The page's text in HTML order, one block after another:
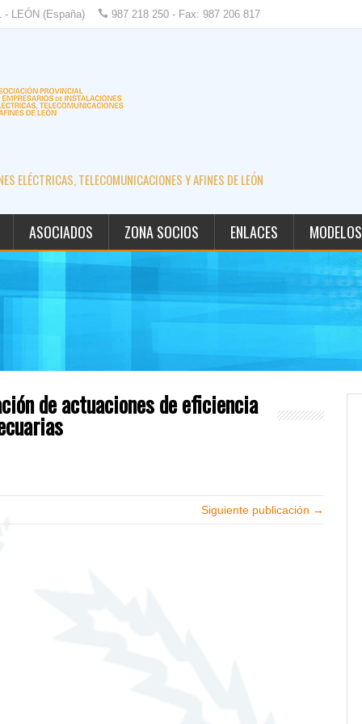
- LEÓN (España) 987 218 250 - Fax: 987 206 817
ELÉCTRICAS, TELECOMUNICACIONES Y AFINES DE LEÓN
ASOCIADOS ZONA SOCIOS ENLACES MODELOS
de actuaciones de eficiencia
Siguiente publicación →